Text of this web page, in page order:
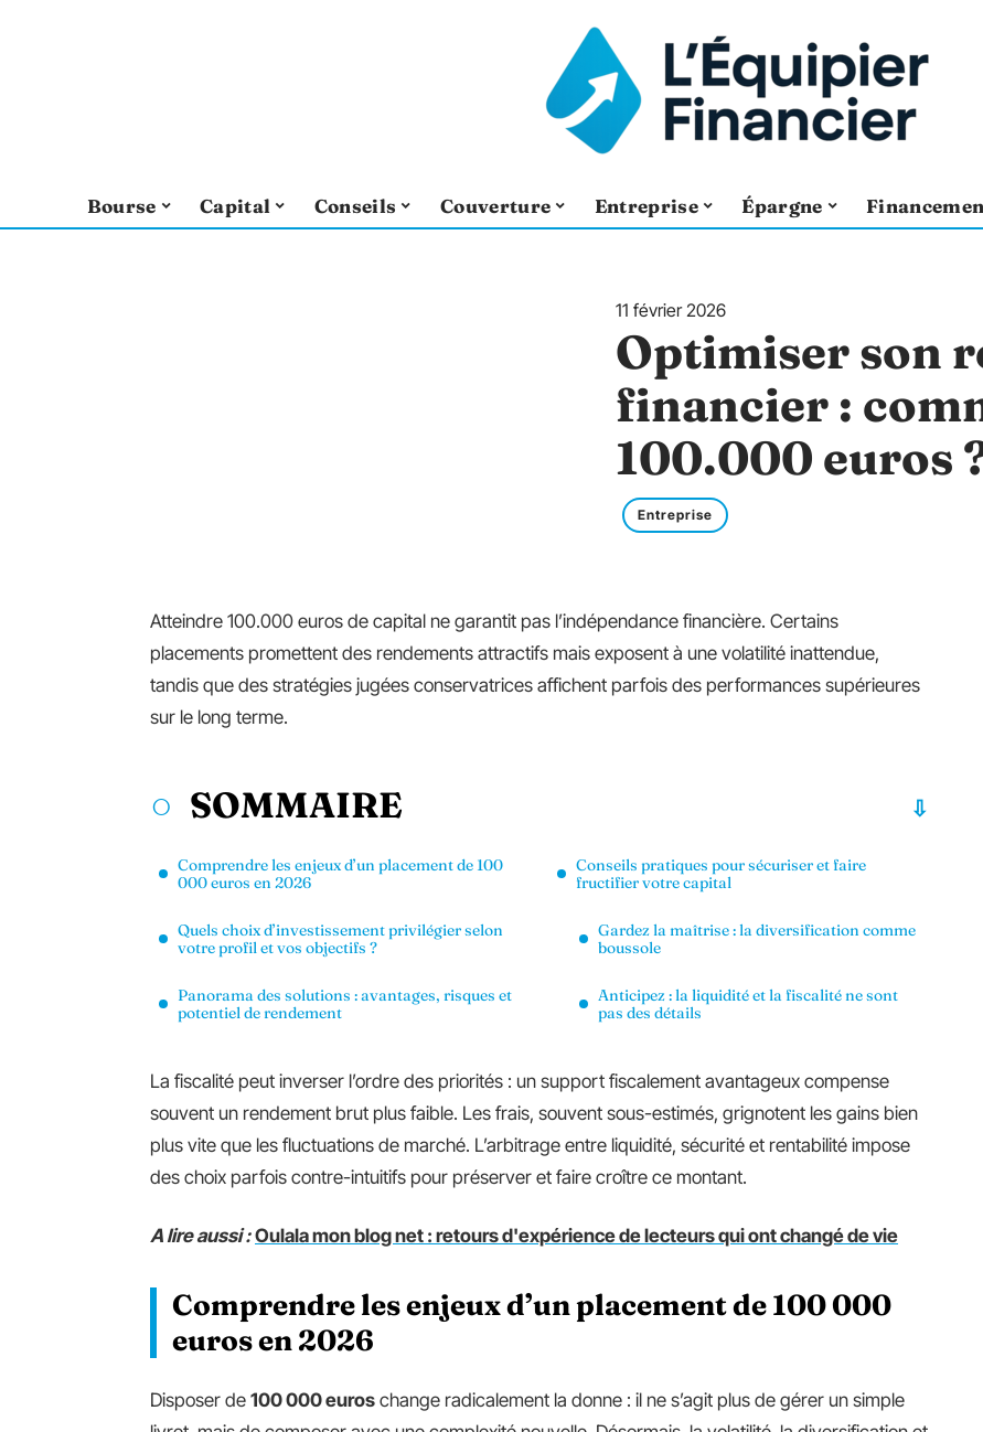
Bourse Capital Conseils Couverture Entreprise Épargne
11 février 2026
Optimiser son
financier :
100.000 euros
Entreprise
Atteindre 100.000 euros de capital ne garantit pas l’indépendance financière. Certains
placements promettent des rendements attractifs mais exposent à une volatilité inattendue,
tandis que des stratégies jugées conservatrices affichent parfois des performances supérieures
sur le long terme.
SOMMAIRE
Comprendre les enjeux d’un placement de 100
000 euros en 2026
Quels choix d’investissement privilégier selon
votre profil et vos objectifs ?
Panorama des solutions : avantages, risques et
potentiel de rendement
Conseils pratiques pour sécuriser et faire
fructifier votre capital
Gardez la maîtrise : la diversification comme
boussole
Anticipez : la liquidité et la fiscalité ne sont
pas des détails
La fiscalité peut inverser l’ordre des priorités : un support fiscalement avantageux compense
souvent un rendement brut plus faible. Les frais, souvent sous-estimés, grignotent les gains bien
plus vite que les fluctuations de marché. L’arbitrage entre liquidité, sécurité et rentabilité impose
des choix parfois contre-intuitifs pour préserver et faire croître ce montant.
A lire aussi : Oulala mon blog net : retours d'expérience de lecteurs qui ont changé de vie
Comprendre les enjeux d’un placement de 100 000
euros en 2026
Disposer de 100 000 euros change radicalement la donne : il ne s’agit plus de gérer un simple